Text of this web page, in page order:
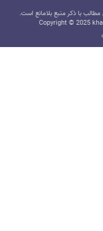
با ذکر منبع بلامانع است.
Copyright © 2025